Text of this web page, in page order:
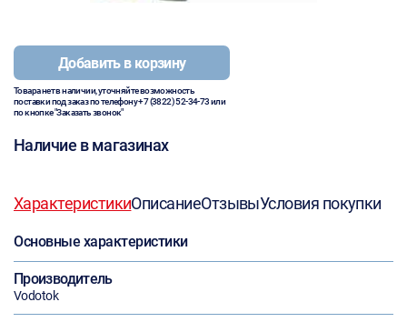
Добавить в корзину
Товара нет в наличии, уточняйте возможность
поставки под заказ по телефону+7 (3822) 52-34-73или
по кнопке "Заказать звонок"
Наличие в магазинах
ХарактеристикиОписаниеОтзывыУсловия покупки
Основные характеристики
Производитель
Vodotok